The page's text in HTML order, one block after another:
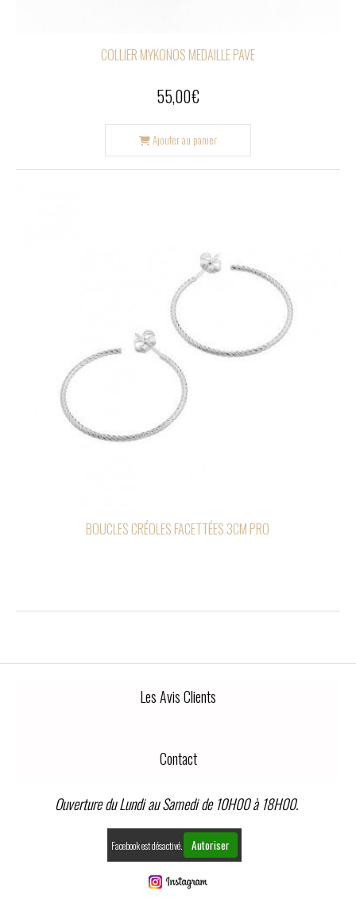
COLLIER MYKONOS MEDAILLE PAVE
55,00€
Ajouter au panier
BOUCLES CRÉOLES FACETTÉES 3CM PRO
Les Avis Clients
Contact
Ouverture du Lundi au Samedi de 10H00 à 18H00.
Facebook est désactivé. Autoriser